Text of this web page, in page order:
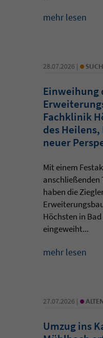
mehr lesen
28.07.2026 | •
Einweihung
Fachklinik
des
neuer
Mit einem
anschließenden
haben die
Höchsten in
eingeweiht...
mehr lesen
27.07.2026 | •
Umzug ins